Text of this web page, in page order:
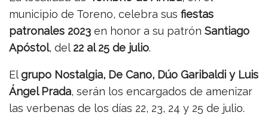
municipio de Toreno, celebra sus fiestas
patronales 2023 en honor a su patrón Santiago
Apóstol, del 22 al 25 de julio.
Elgrupo Nostalgia, De Cano, Dúo Garibaldi y Luis
Ángel Prada, serán los encargados de amenizar
las verbenas de los días 22, 23, 24 y 25 de julio.